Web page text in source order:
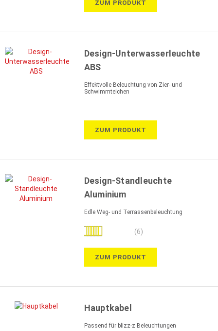
ZUM PRODUKT
Design-Unterwasserleuchte
ABS
Effektvolle Beleuchtung von Zier- und
Schwimmteichen
ZUM PRODUKT
Design-Standleuchte
Aluminium
Edle Weg- und Terrassenbeleuchtung
Bewertung: (6)
ZUM PRODUKT
Hauptkabel
Passend für blizz-z Beleuchtungen